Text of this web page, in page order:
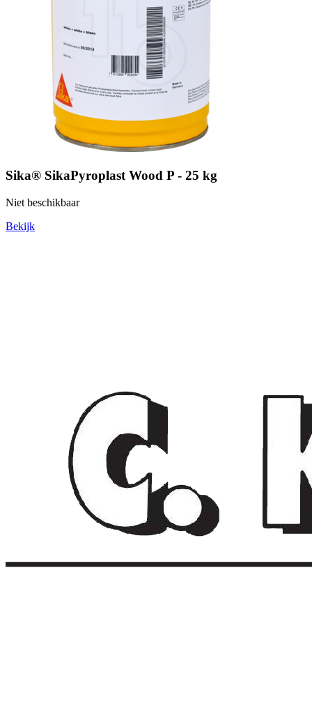
Sika® SikaPyroplast Wood P - 25 kg
Niet beschikbaar
Bekijk